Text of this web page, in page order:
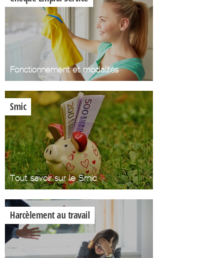
Fonctionnement et modalités
Smic
Tout savoir sur le Smic
Harcèlement au travail